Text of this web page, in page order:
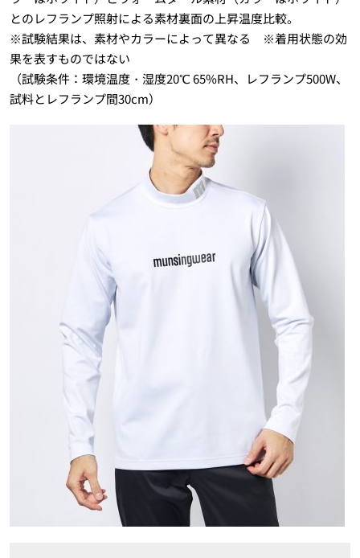
とのレフランプ照射による素材裏面の上昇温度比較。
※試験結果は、素材やカラーによって異なる ※着用状態の効
果を表すものではない
（試験条件：環境温度・湿度20℃ 65%RH、レフランプ500W、
試料とレフランプ間30cm）